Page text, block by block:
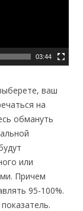
03:44
ваш
на
обмануть
или
Причем
95-100%.